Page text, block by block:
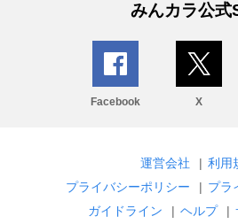
みんカラ公式
Facebook X
運営会社 | 利用
プライバシーポリシー
| プラ
ガイドライン
| ヘルプ |